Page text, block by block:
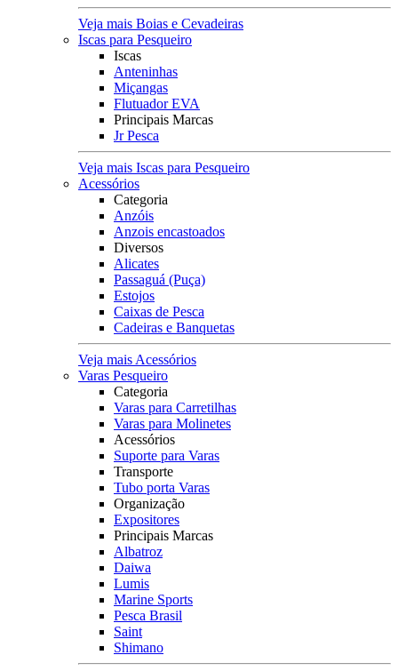
Veja mais Boias e Cevadeiras
Iscas para Pesqueiro
Iscas
Anteninhas
Miçangas
Flutuador EVA
Principais Marcas
Jr Pesca
Veja mais Iscas para Pesqueiro
Acessórios
Categoria
Anzóis
Anzois encastoados
Diversos
Alicates
Passaguá (Puça)
Estojos
Caixas de Pesca
Cadeiras e Banquetas
Veja mais Acessórios
Varas Pesqueiro
Categoria
Varas para Carretilhas
Varas para Molinetes
Acessórios
Suporte para Varas
Transporte
Tubo porta Varas
Organização
Expositores
Principais Marcas
Albatroz
Daiwa
Lumis
Marine Sports
Pesca Brasil
Saint
Shimano